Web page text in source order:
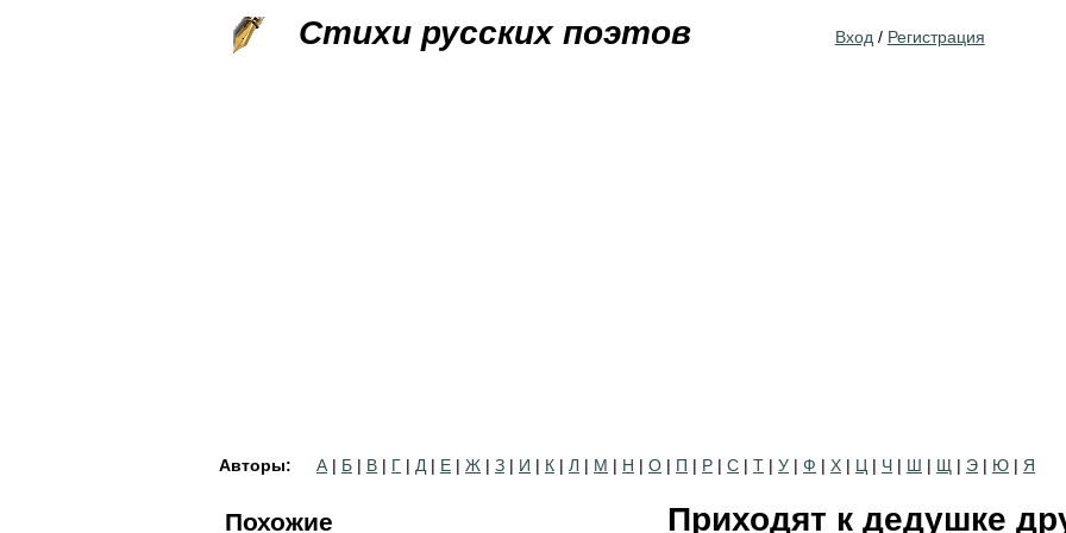
Стихи русских поэтов Вход / Регистрация
Авторы: А | Б | В | Г | Д | Е | Ж | З | И | К | Л | М | Н | О | П | Р | С | Т | У | Ф | Х | Ц | Ч | Ш | Щ | Э | Ю | Я
Приходят к дедушке
Похожие